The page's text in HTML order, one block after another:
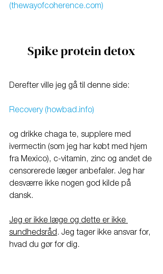
(thewayofcoherence.com)
Spike protein detox
Derefter ville jeg gå til denne side:
Recovery (howbad.info)
og drikke chaga te, supplere med
ivermectin (som jeg har købt med hjem
fra Mexico), c-vitamin, zinc og andet de
censorerede læger anbefaler. Jeg har
desværre ikke nogen god kilde på
dansk.
Jeg er ikke læge og dette er ikke
sundhedsråd. Jeg tager ikke ansvar for,
hvad du gør for dig.